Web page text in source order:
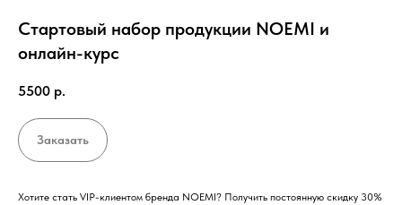
Стартовый набор продукции NOEMI и
онлайн-курс
5500 р.
Заказать
Хотите стать VIP-клиентом бренда NOEMI? Получить постоянную скидку 30%